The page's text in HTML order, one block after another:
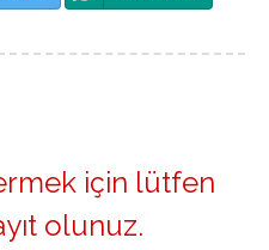
için lütfen
olunuz.